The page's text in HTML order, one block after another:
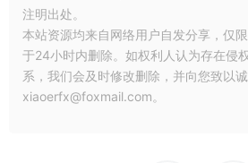
注明出处。
本站资源均来自网络用户自发分享，仅
于24小时内删除。如权利人认为存在侵
系，我们会及时修改删除，并向您致以
xiaoerfx@foxmail.com。